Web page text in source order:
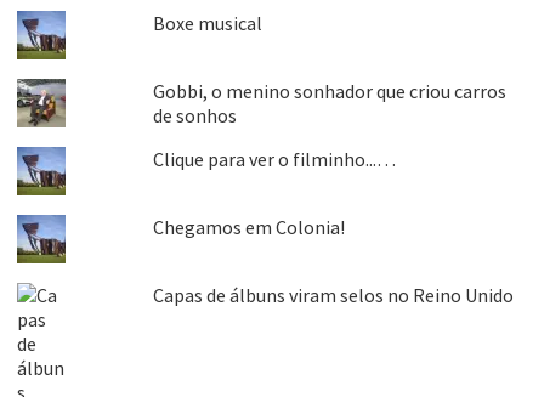
Boxe musical
Gobbi, o menino sonhador que criou carros
de sonhos
Clique para ver o filminho...…
Chegamos em Colonia!
Capas de álbuns viram selos no Reino Unido